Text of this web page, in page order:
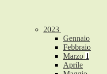
2023
Gennaio
Febbraio
Marzo 1
Aprile